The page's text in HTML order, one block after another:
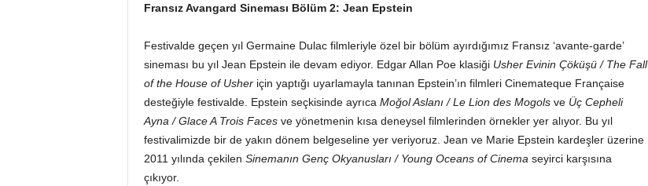
Fransız Avangard Sineması Bölüm 2: Jean Epstein
Festivalde geçen yıl Germaine Dulac filmleriyle özel bir bölüm ayırdığımız Fransız ‘avante-garde’
sineması bu yıl Jean Epstein ile devam ediyor. Edgar Allan Poe klasiği Usher Evinin Çöküşü / The Fall
of the House of Usheriçin yaptığı uyarlamayla tanınan Epstein’ın filmleri Cinemateque Française
desteğiyle festivalde. Epstein seçkisinde ayrıca Moğol Aslanı / Le Lion des Mogolsve Üç Cepheli
Ayna / Glace A Trois Facesve yönetmenin kısa deneysel filmlerinden örnekler yer alıyor. Bu yıl
festivalimizde bir de yakın dönem belgeseline yer veriyoruz. Jean ve Marie Epstein kardeşler üzerine
2011 yılında çekilen Sinemanın Genç Okyanusları / Young Oceans of Cinema seyirci karşısına
çıkıyor.